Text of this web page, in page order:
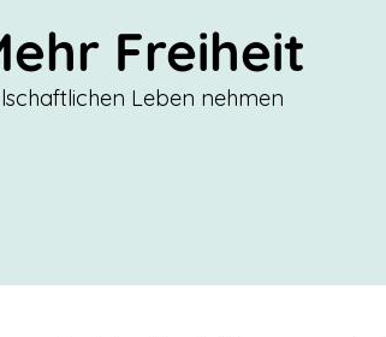
Freiheit
Leben nehmen